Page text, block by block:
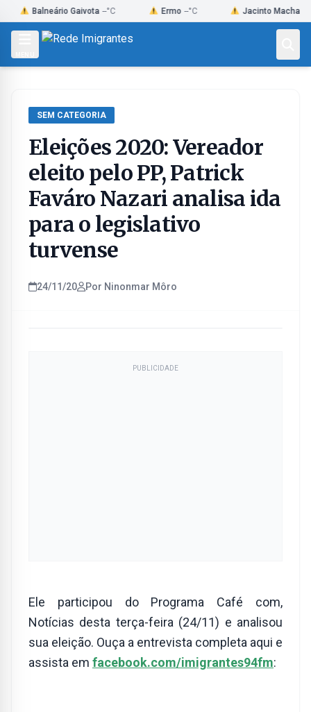
to
Balneário Gaivota --°C Ermo --°C Jacinto Machado --°C
SEM CATEGORIA
Eleições 2020: Vereador
eleito pelo PP, Patrick
Faváro Nazari analisa ida
para o legislativo
turvense
24/11/20 Por Ninonmar Môro
PUBLICIDADE
Ele participou do Programa Café com,
Notícias desta terça-feira (24/11) e analisou
sua eleição. Ouça a entrevista completa aqui e
assista em facebook.com/imigrantes94fm: